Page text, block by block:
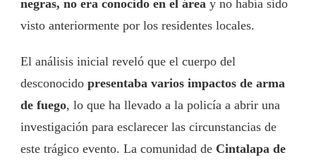
negras, no era conocido en el área y no había sido
visto anteriormente por los residentes locales.
El análisis inicial reveló que el cuerpo del
desconocido presentaba varios impactos de arma
de fuego, lo que ha llevado a la policía a abrir una
investigación para esclarecer las circunstancias de
este trágico evento. La comunidad de Cintalapa de